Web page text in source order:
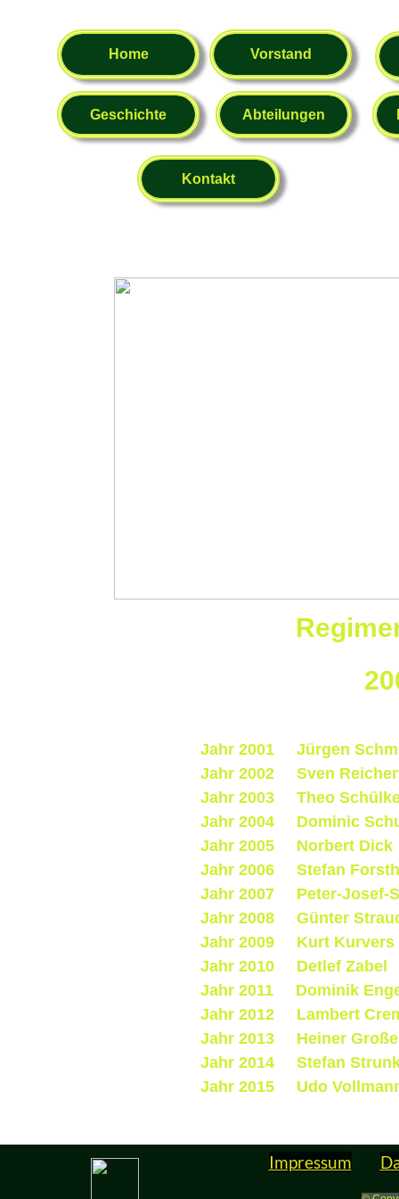
Home Vorstand
Geschichte Abteilungen
Kontakt
Jahr 2001 Jürgen
Jahr 2002 Sven
Jahr 2003 Theo
Jahr 2004 Dominic
Jahr 2005 Norbert Dick
Jahr 2006 Stefan
Jahr 2007 Peter-Josef-
Jahr 2008 Günter
Jahr 2009 Kurt Kurvers
Jahr 2010 Detlef Zabel
Jahr 2011 Dominik
Jahr 2012 Lambert
Jahr 2013 Heiner Große
Jahr 2014 Stefan
Jahr 2015 Udo
Impressum